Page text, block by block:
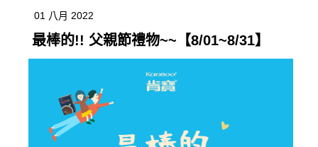
01 八月 2022
最棒的!! 父親節禮物~~【8/01~8/31】